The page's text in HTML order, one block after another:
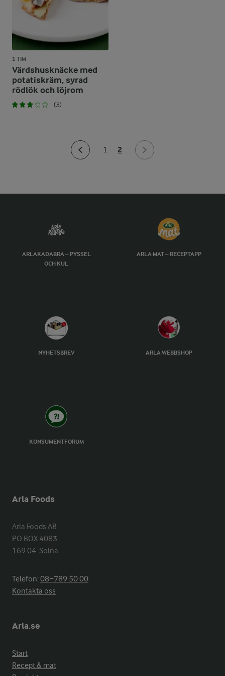
1 TIM
Värdshusknäcke med
potatiskräm, syrad
rödlök och löjrom
(3)
1 2
ARLAKADABRA – PYSSEL
OCH KUL
ARLA MAT – RECEPTAPP
NYHETSBREV ARLA WEBBSHOP
KONSUMENTFORUM
Arla Foods
Arla Foods AB
PO BOX 4083
169 04  Solna
Telefon:08−789 50 00
Kontakta oss
Arla.se
Start
Recept & mat